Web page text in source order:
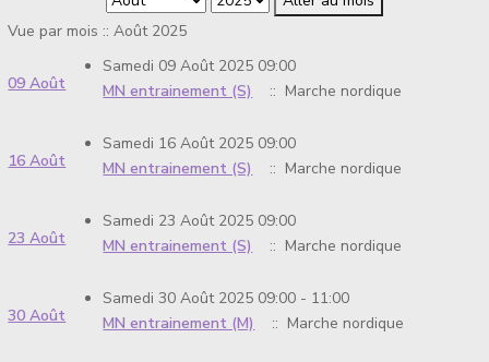
Vue par mois :: Août 2025
09 Août
Samedi 09 Août 2025 09:00
MN entrainement (S)
:: Marche nordique
16 Août
Samedi 16 Août 2025 09:00
MN entrainement (S)
:: Marche nordique
23 Août
Samedi 23 Août 2025 09:00
MN entrainement (S)
:: Marche nordique
30 Août
Samedi 30 Août 2025 09:00 - 11:00
MN entrainement (M)
:: Marche nordique